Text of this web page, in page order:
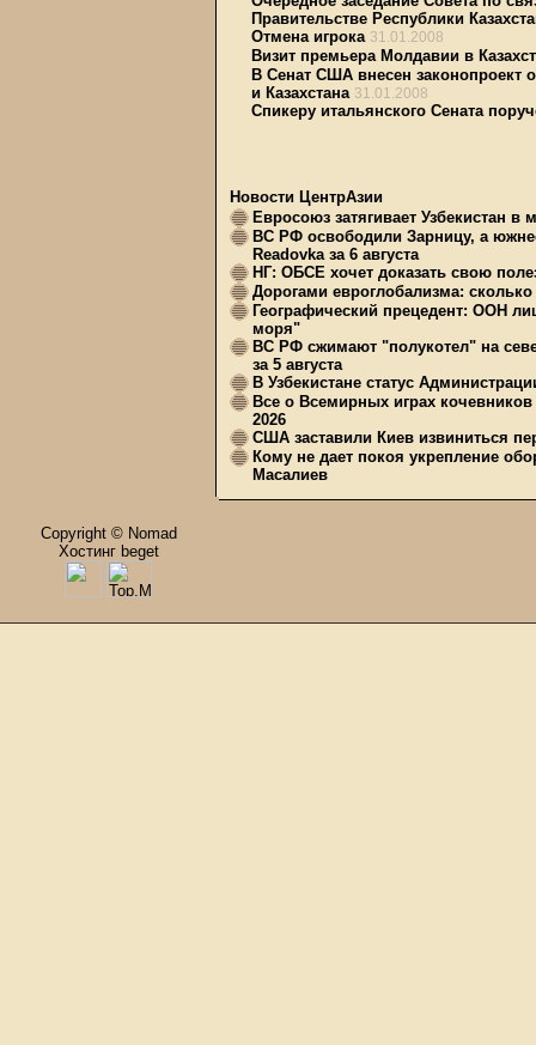
Правительстве Республики
Отмена игрока 31.01.2008
Визит премьера Молдавии в
В Сенат США внесен законопроект
и Казахстана 31.01.2008
Спикеру итальянского Сената
Новости ЦентрАзии
Евросоюз затягивает Узбекистан
ВС РФ освободили Зарницу, а
Readovka за 6 августа
НГ: ОБСЕ хочет доказать свою
Дорогами евроглобализма:
Географический прецедент: ООН
моря"
ВС РФ сжимают "полукотел" на
за 5 августа
В Узбекистане статус
Все о Всемирных играх
2026
США заставили Киев извиниться
Кому не дает покоя укрепление
Масалиев
Copyright © Nomad
Хостинг beget